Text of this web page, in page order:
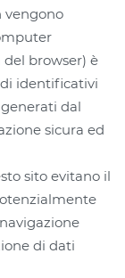
vengono
del browser) è
identificativi
dal
sicura ed
sito evitano il
di dati